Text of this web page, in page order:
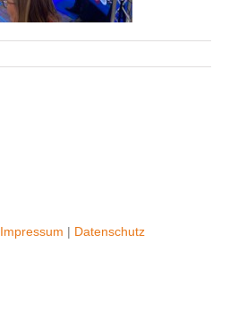
Impressum | Datenschutz